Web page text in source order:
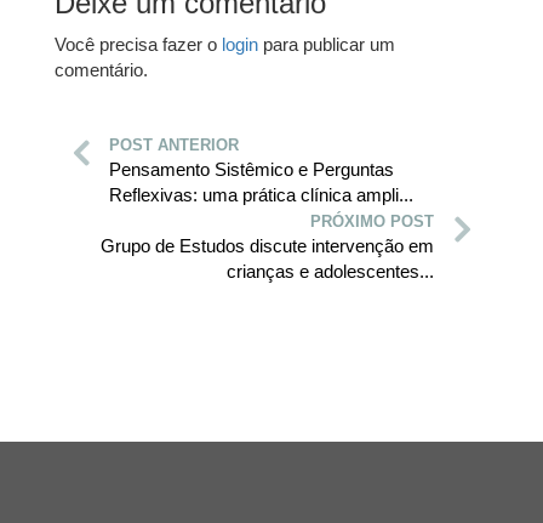
Você precisa fazer o login para publicar um
comentário.
POST ANTERIOR
Pensamento Sistêmico e Perguntas
Reflexivas: uma prática clínica ampli...
PRÓXIMO POST
Grupo de Estudos discute intervenção em
crianças e adolescentes...